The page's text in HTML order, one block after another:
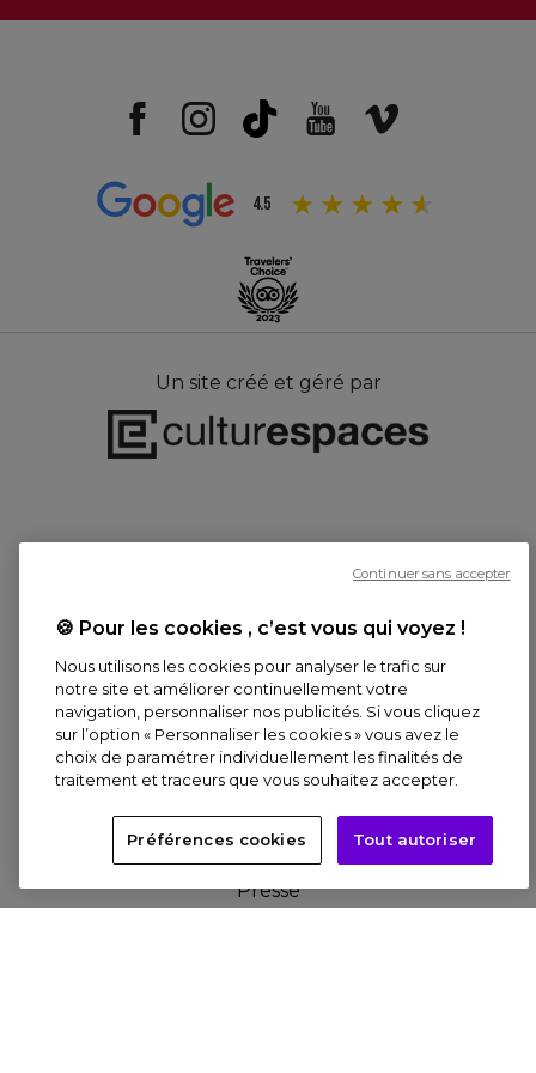
4.5
Un site créé et géré par
Culture pour l'Enfance
Le Réseau
158 Bd Haussmann, 75008 Paris
Contact
Offres d'emploi
Presse
🍪 Pour les cookies , c’est vous qui voyez !
Nous utilisons les cookies pour analyser le trafic sur
notre site et améliorer continuellement votre
navigation, personnaliser nos publicités. Si vous cliquez
sur l’option « Personnaliser les cookies » vous avez le
choix de paramétrer individuellement les finalités de
traitement et traceurs que vous souhaitez accepter.
Préférences cookies Tout autoriser
Continuer sans accepter